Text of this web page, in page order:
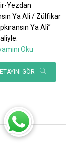
Yezdan
Ya Ali / Zülfikar
Ya Ali”
Oku
GÖR